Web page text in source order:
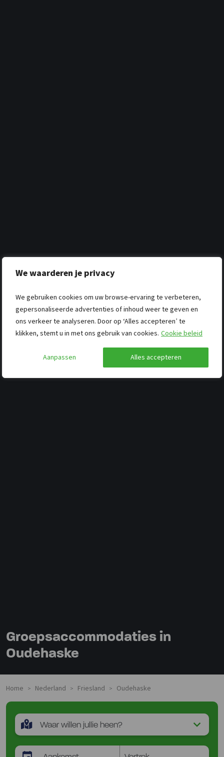
We waarderen je privacy
We gebruiken cookies om uw browse-ervaring te verbeteren,
gepersonaliseerde advertenties of inhoud weer te geven en
ons verkeer te analyseren. Door op ‘Alles accepteren’ te
klikken, stemt u in met ons gebruik van cookies. Cookie beleid
Aanpassen Alles accepteren
Groepsaccommodaties in
Oudehaske
Home > Nederland > Friesland > Oudehaske